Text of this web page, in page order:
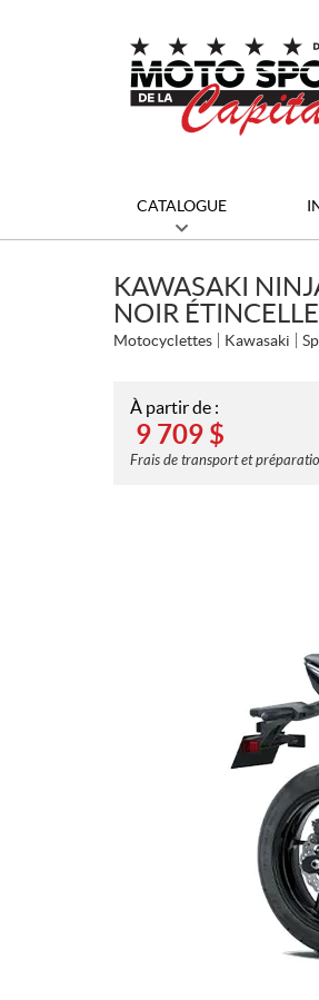
CATALOGUE
KAWASAKI
NOIR
Motocyclettes Kawasaki
À partir de :
9 709 $
Frais de transport et